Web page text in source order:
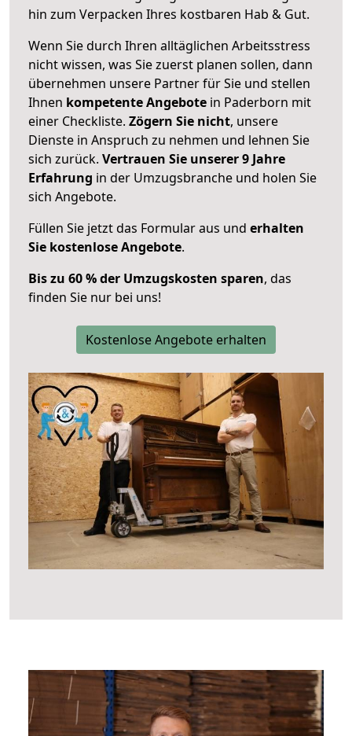
hin zum Verpacken Ihres kostbaren Hab & Gut.
Wenn Sie durch Ihren alltäglichen Arbeitsstress
nicht wissen, was Sie zuerst planen sollen, dann
übernehmen unsere Partner für Sie und stellen
Ihnen kompetente Angebote in Paderborn mit
einer Checkliste. Zögern Sie nicht, unsere
Dienste in Anspruch zu nehmen und lehnen Sie
sich zurück. Vertrauen Sie unserer 9 Jahre
Erfahrung in der Umzugsbranche und holen Sie
sich Angebote.
Füllen Sie jetzt das Formular aus und erhalten
Sie kostenlose Angebote.
Bis zu 60 % der Umzugskosten sparen, das
finden Sie nur bei uns!
Kostenlose Angebote erhalten